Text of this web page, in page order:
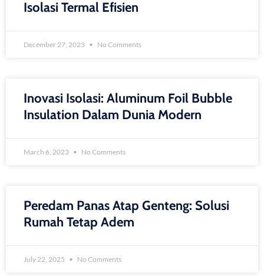
Isolasi Termal Efisien
December 27, 2023 No Comments
Inovasi Isolasi: Aluminum Foil Bubble
Insulation Dalam Dunia Modern
March 6, 2023 No Comments
Peredam Panas Atap Genteng: Solusi
Rumah Tetap Adem
July 22, 2025 No Comments